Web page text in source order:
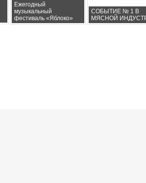
Ежегодный
музыкальный
фестиваль «Яблоко»
СОБЫТИЕ № 1 В
МЯСНОЙ